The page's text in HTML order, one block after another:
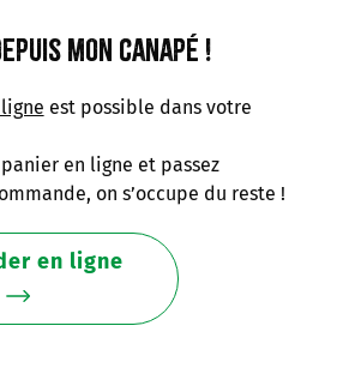
mon canapé !
est possible dans votre
en ligne et passez
on s’occupe du reste !
en ligne